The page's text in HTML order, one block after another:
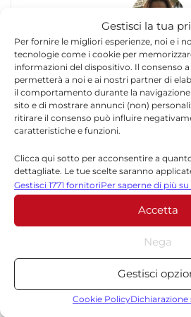
Gestisci la tua
Per fornire le migliori esperienze, noi e i
tecnologie come i cookie per
informazioni del dispositivo. Il consenso
permetterà a noi e ai nostri partner di
il comportamento durante la
sito e di mostrare annunci (non)
ritirare il consenso può influire
caratteristiche e funzioni.
Clicca qui sotto per acconsentire a
dettagliate. Le tue scelte saranno
sito. È possibile modificare le
compreso il ritiro del consenso,
Policy o cliccando sul pulsante di
inferiore dello schermo.
Statistiche
Archiviare informazioni su dispositivo e/
prestazioni degli annunci, Misurare le
Gestisci 1771 fornitoriPer saperne di più
Accetta
Nega
Gestisci
Cookie PolicyDichiarazione
Felicia
Felicia Rinzo è giornalista e
anni di esperienza nel
siciliana. Ha collaborato con
regionali, tra cui
igiornalidisicilia.it e
Fondatrice di
gennaio 2014 è Direttore
locale, politica siciliana,
benessere